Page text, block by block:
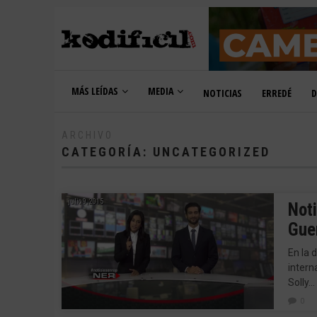
MÁS LEÍDAS MEDIA NOTICIAS ERREDÉ
CATEGORÍA: UNCATEGORIZED
julio 9, 2015
En la
Solly…